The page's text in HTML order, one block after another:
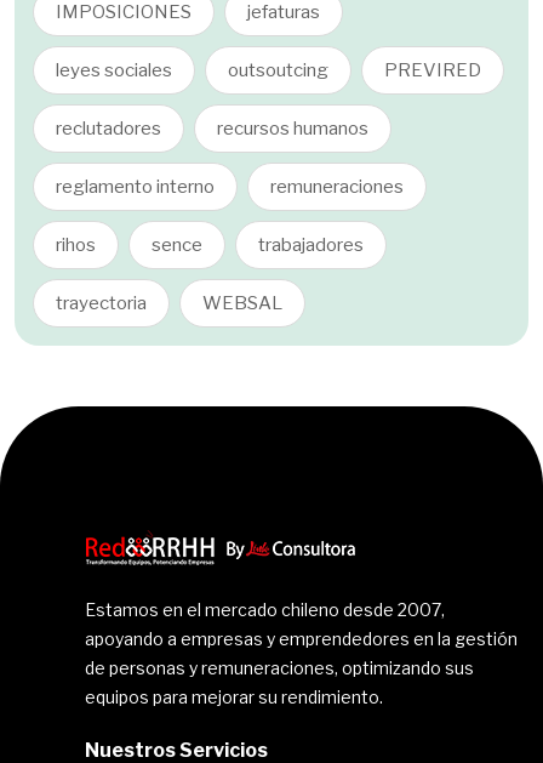
IMPOSICIONES jefaturas
leyes sociales outsoutcing PREVIRED
reclutadores recursos humanos
reglamento interno remuneraciones
rihos sence trabajadores
trayectoria WEBSAL
Estamos en el mercado chileno desde 2007,
apoyando a empresas y emprendedores en la gestión
de personas y remuneraciones, optimizando sus
equipos para mejorar su rendimiento.
Nuestros Servicios